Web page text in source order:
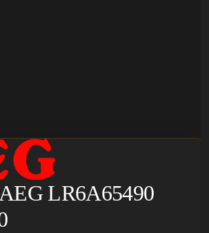
LR6A65490